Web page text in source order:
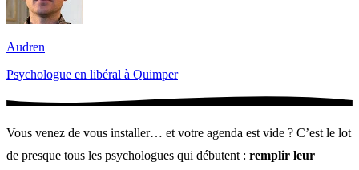
Audren
Psychologue en libéral à Quimper
Vous venez de vous installer… et votre agenda est vide ? C’est le lot
de presque tous les psychologues qui débutent : remplir leur